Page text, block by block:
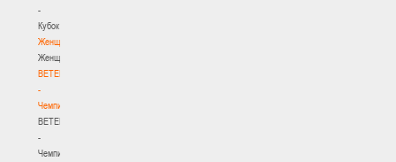
-
Кубок
Женщины
Женщины
BETERA
-
Чемпионат
BETERA
-
Чемпионат